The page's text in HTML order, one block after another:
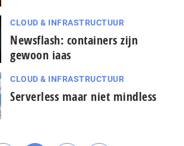
CLOUD & INFRASTRUCTUUR
Newsflash: containers zijn
gewoon iaas
CLOUD & INFRASTRUCTUUR
Serverless maar niet mindless